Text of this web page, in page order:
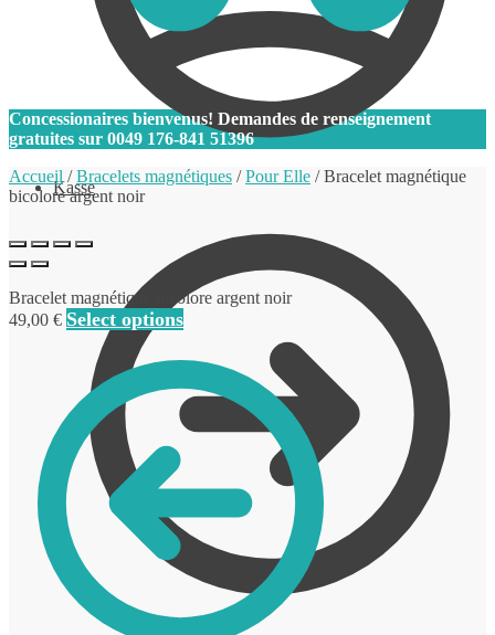
Kasse
Concessionaires bienvenus! Demandes de renseignement
gratuites sur 0049 176-841 51396
Accueil /Bracelets magnétiques /Pour Elle /Bracelet magnétique
bicolore argent noir
Bracelet magnétique bicolore argent noir
49,00 € Select options